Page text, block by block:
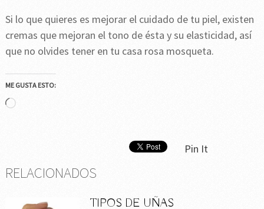
Si lo que quieres es mejorar el cuidado de tu piel, existen
cremas que mejoran el tono de ésta y su elasticidad, así
que no olvides tener en tu casa rosa mosqueta.
ME GUSTA ESTO:
Cargando...
Pin It
RELACIONADOS
TIPOS DE UÑAS